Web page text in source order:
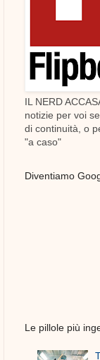
IL NERD
notizie per voi
di continuità, o
"a caso"
Diventiamo
Le pillole più